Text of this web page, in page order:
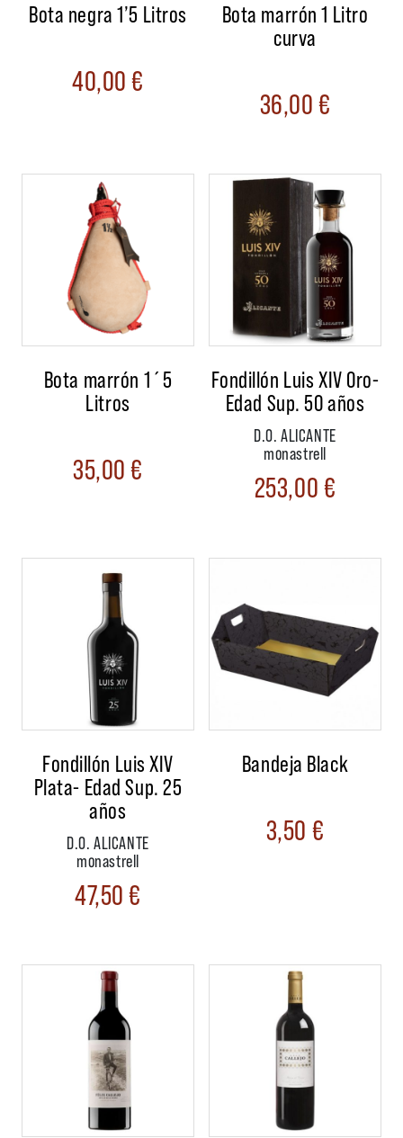
Bota negra 1’5 Litros
40,00€
Bota marrón 1 Litro
curva
36,00€
Bota marrón 1´5
Litros
35,00€
Fondillón Luis XIV Oro-
Edad Sup. 50 años
D.O. ALICANTE
monastrell
253,00€
Fondillón Luis XIV
Plata- Edad Sup. 25
años
D.O. ALICANTE
monastrell
47,50€
Bandeja Black
3,50 €